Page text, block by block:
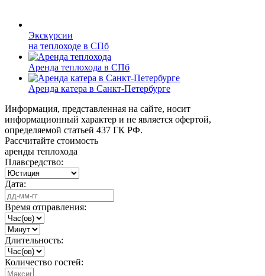
Экскурсии
на теплоходе в СПб
Аренда теплохода в СПб
Аренда катера в Санкт-Петербурге
Информация, представленная на сайте, носит
информационный характер и не является офертой,
определяемой статьей 437 ГК РФ.
Рассчитайте стоимость
аренды теплохода
Плавсредство:
Дата:
Время отправления:
Длительность:
Количество гостей: